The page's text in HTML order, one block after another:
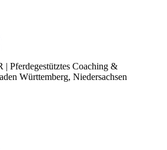
Coaching &
Württemberg, Niedersachsen